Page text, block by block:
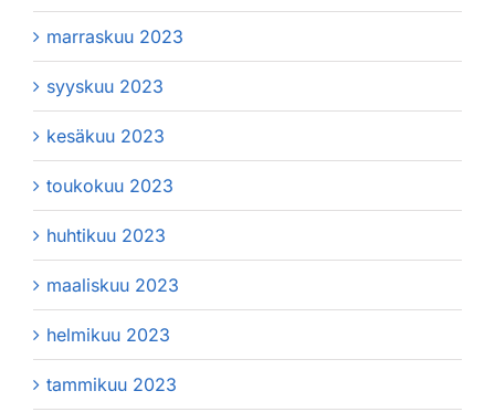
marraskuu 2023
syyskuu 2023
kesäkuu 2023
toukokuu 2023
huhtikuu 2023
maaliskuu 2023
helmikuu 2023
tammikuu 2023